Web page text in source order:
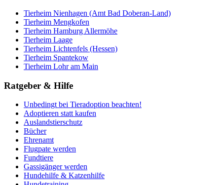
Tierheim Nienhagen (Amt Bad Doberan-Land)
Tierheim Mengkofen
Tierheim Hamburg Allermöhe
Tierheim Laage
Tierheim Lichtenfels (Hessen)
Tierheim Spantekow
Tierheim Lohr am Main
Ratgeber & Hilfe
Unbedingt bei Tieradoption beachten!
Adoptieren statt kaufen
Auslandstierschutz
Bücher
Ehrenamt
Flugpate werden
Fundtiere
Gassigänger werden
Hundehilfe & Katzenhilfe